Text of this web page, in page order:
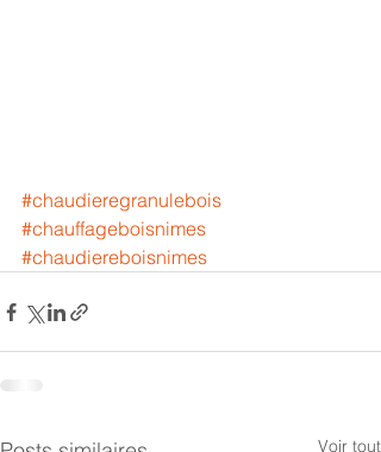
#chaudieregranulebois
#chauffageboisnimes
#chaudiereboisnimes
Voir tout